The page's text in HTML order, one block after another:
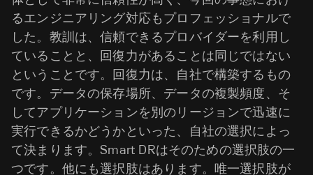
るエンジニアリング対応もプロフェッショナルで
した。教訓は、信頼できるプロバイダーを利用し
ていることと、回復力があることは同じではない
ということです。回復力は、自社で構築するもの
です。データの保存場所、データの複製頻度、そ
してアプリケーションを別のリージョンで迅速に
実行できるかどうかといった、自社の選択によっ
て決まります。Smart DRはそのための選択肢の一
つです。他にも選択肢はあります。唯一選択肢が